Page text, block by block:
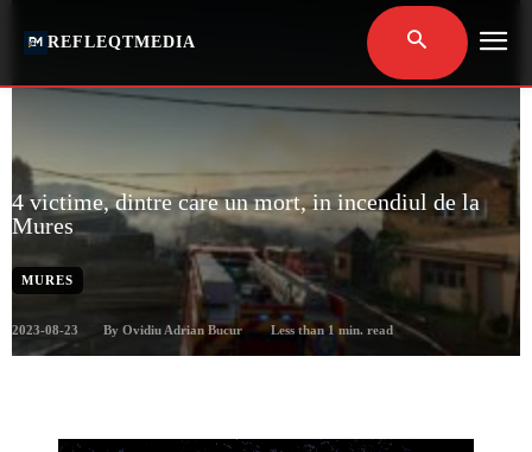
REFLEQTMEDIA
4 victime, dintre care un mort, in incendiul de la
Mures
MURES
2023-08-23 By Ovidiu Adrian Bucur Less than 1 min. read